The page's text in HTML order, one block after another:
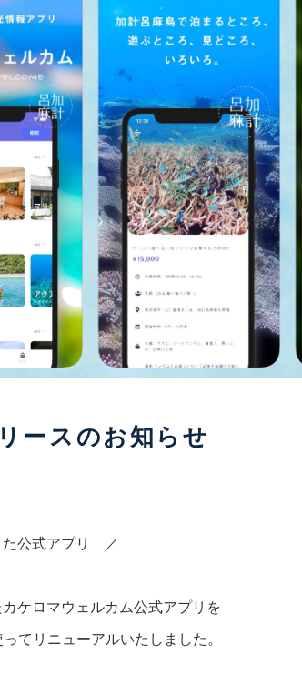
ースのお知らせ
公式アプリ ／
ケロマウェルカム公式アプリを
てリニューアルいたしました。